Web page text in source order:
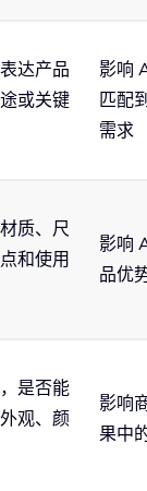
达产品
或关键
影响
匹配
需求
质、尺
和使用
影响
品优
是否能
观、颜
影响
果中